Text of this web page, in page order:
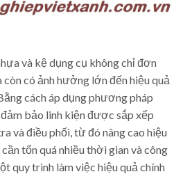
và kệ dụng cụ không chỉ đơn
còn có ảnh hưởng lớn đến hiệu quả
cách áp dụng phương pháp
bảo linh kiện được sắp xếp
và điều phối, từ đó nâng cao hiệu
tốn quá nhiều thời gian và công
quy trình làm việc hiệu quả chính